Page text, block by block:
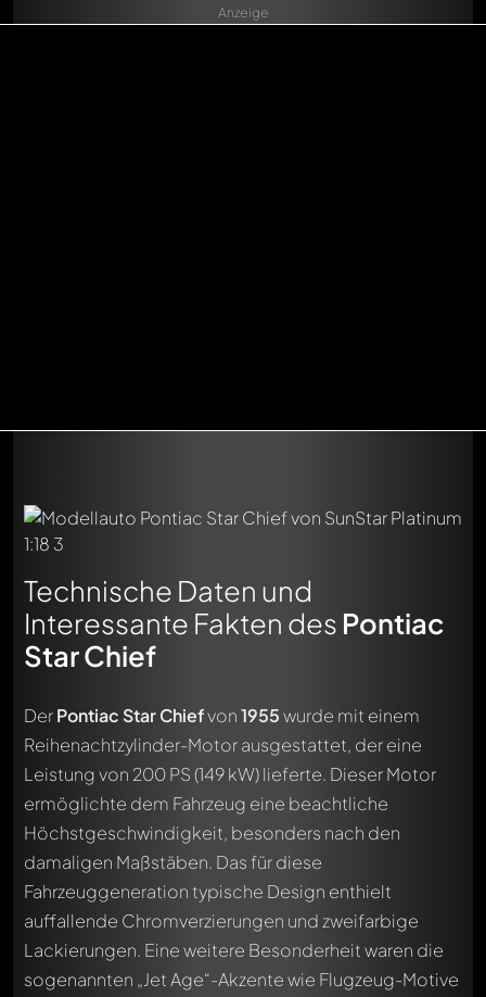
Anzeige
Technische Daten und
Interessante Fakten des Pontiac
Star Chief
DerPontiac Star Chiefvon1955wurde mit einem
Reihenachtzylinder-Motor ausgestattet, der eine
Leistung von 200 PS (149 kW) lieferte. Dieser Motor
ermöglichte dem Fahrzeug eine beachtliche
Höchstgeschwindigkeit, besonders nach den
damaligen Maßstäben. Das für diese
Fahrzeuggeneration typische Design enthielt
auffallende Chromverzierungen und zweifarbige
Lackierungen. Eine weitere Besonderheit waren die
sogenannten „Jet Age“-Akzente wie Flugzeug-Motive